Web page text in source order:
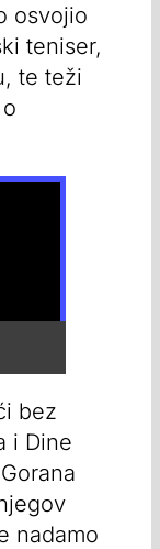
osvojio
teniser,
te teži
bez
i Dine
nadamo